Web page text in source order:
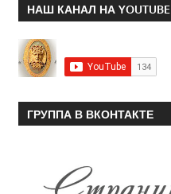
НАШ КАНАЛ НА YOUTUBE
ГРУППА В ВКОНТАКТЕ